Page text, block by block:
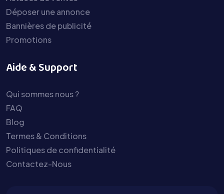
Déposer une annonce
Bannières de publicité
Promotions
Aide & Support
Qui sommes nous ?
FAQ
Blog
Termes & Conditions
Politiques de confidentialité
Contactez-Nous